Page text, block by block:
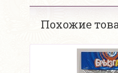
Похожие